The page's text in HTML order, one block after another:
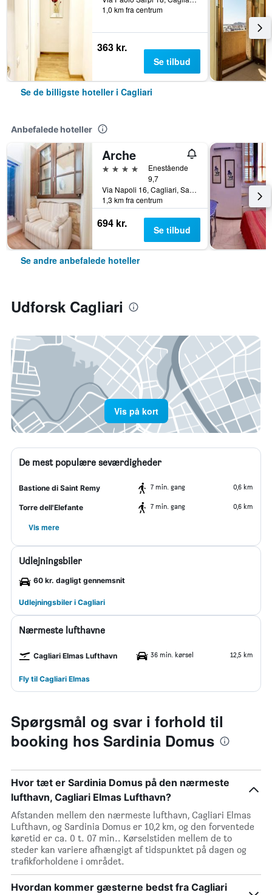
1,0 km fra centrum
363 kr.
Se tilbud
Se de billigste hoteller i Cagliari
Anbefalede hoteller
Arche
4 stjerner
Enestående
9,7
Via Napoli 16, Cagliari, Sardinien, Italien
1,3 km fra centrum
694 kr. Se tilbud
Se andre anbefalede hoteller
Udforsk Cagliari
Vis på kort
De mest populære seværdigheder
Bastione di Saint Remy 7 min. gang 0,6 km
Torre dell'Elefante 7 min. gang 0,6 km
Vis mere
Udlejningsbiler
60 kr. dagligt gennemsnit
Udlejningsbiler i Cagliari
Nærmeste lufthavne
Cagliari Elmas Lufthavn 36 min. kørsel 12,5 km
Fly til Cagliari Elmas
Spørgsmål og svar i forhold til
booking hos Sardinia Domus
Hvor tæt er Sardinia Domus på den nærmeste
lufthavn, Cagliari Elmas Lufthavn?
Afstanden mellem den nærmeste lufthavn, Cagliari Elmas
Lufthavn, og Sardinia Domus er 10,2 km, og den forventede
køretid er ca. 0 t. 07 min.. Kørselstiden mellem de to
steder kan variere afhængigt af tidspunktet på dagen og
trafikforholdene i området.
Hvordan kommer gæsterne bedst fra Cagliari